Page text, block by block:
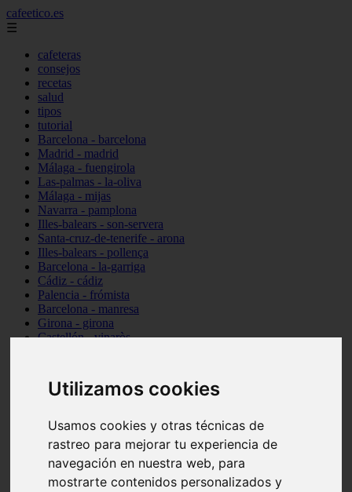
Utilizamos cookies
Usamos cookies y otras técnicas de
rastreo para mejorar tu experiencia de
navegación en nuestra web, para
mostrarte contenidos personalizados y
cafeetico.es
☰
cafeteras
consejos
recetas
salud
tipos
tutorial
Barcelona - barcelona
Madrid - madrid
Málaga - fuengirola
Las-palmas - la-oliva
Málaga - mijas
Navarra - pamplona
Illes-balears - son-servera
Santa-cruz-de-tenerife - arona
Illes-balears - pollença
Barcelona - la-garriga
Cádiz - cádiz
Palencia - frómista
Barcelona - manresa
Girona - girona
Castellón - vinaròs
Málaga - nerja
Girona - blanes
Málaga - marbella
Asturias - gijón
Girona - figueres
Alicante - santa-pola